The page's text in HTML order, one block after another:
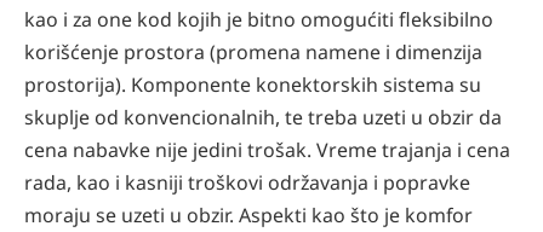
kao i za one kod kojih je bitno omogućiti fleksibilno
korišćenje prostora (promena namene i dimenzija
prostorija). Komponente konektorskih sistema su
skuplje od konvencionalnih, te treba uzeti u obzir da
cena nabavke nije jedini trošak. Vreme trajanja i cena
rada, kao i kasniji troškovi održavanja i popravke
moraju se uzeti u obzir. Aspekti kao što je komfor